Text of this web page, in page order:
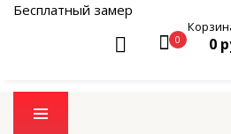
Бесплатный замер
0 0